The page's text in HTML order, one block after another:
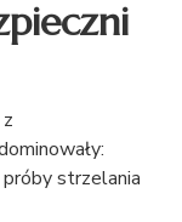
próby strzelania